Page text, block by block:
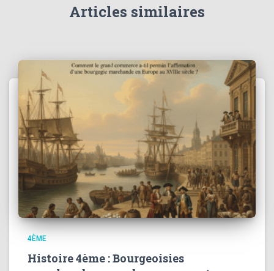
Articles similaires
4ÈME
Histoire 4ème : Bourgeoisies